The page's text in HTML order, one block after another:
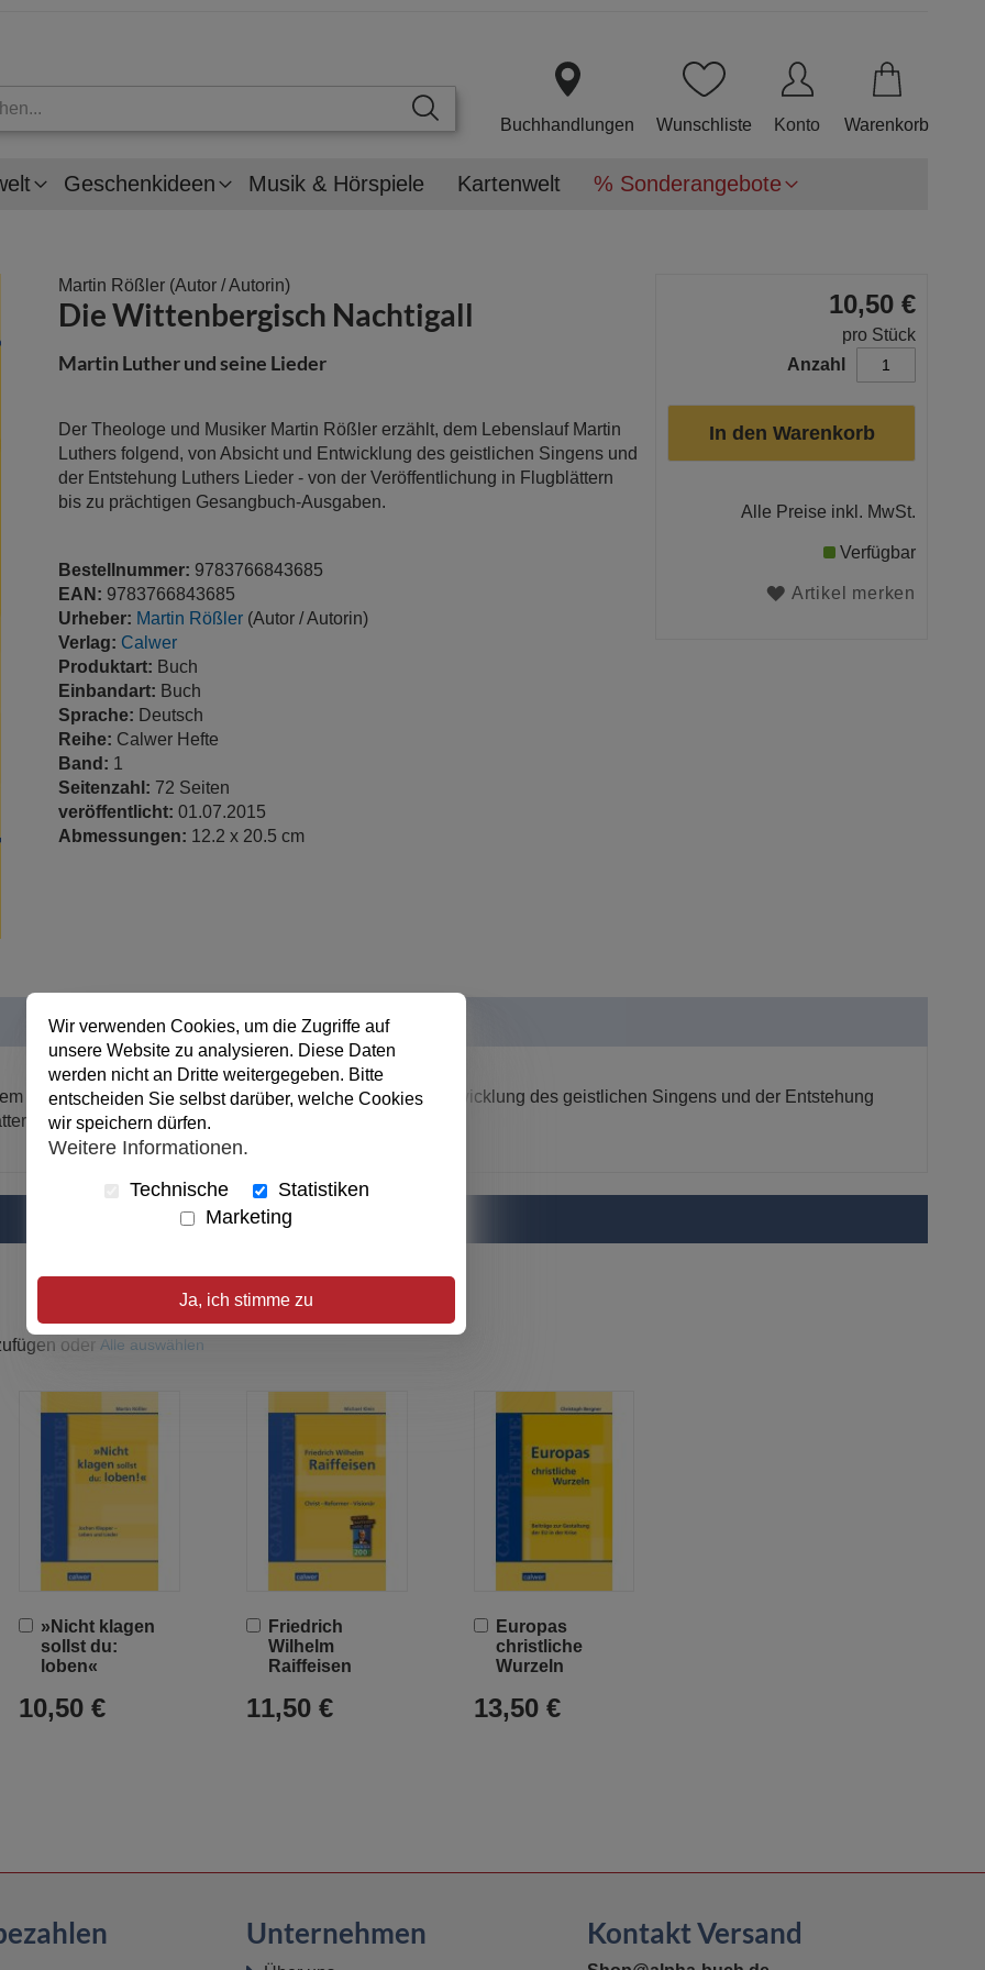
Buchhandlungen Wunschliste Konto Warenkorb
Geschenkideen Musik & Hörspiele Kartenwelt % Sonderangebote
Martin Rößler (Autor / Autorin)
Die Wittenbergisch Nachtigall
Martin Luther und seine Lieder
Der Theologe und Musiker Martin Rößler erzählt, dem Lebenslauf Martin
Luthers folgend, von Absicht und Entwicklung des geistlichen Singens und
der Entstehung Luthers Lieder - von der Veröffentlichung in Flugblättern
bis zu prächtigen Gesangbuch-Ausgaben.
Bestellnummer: 9783766843685
EAN: 9783766843685
Urheber: Martin Rößler (Autor / Autorin)
Verlag: Calwer
Produktart: Buch
Einbandart: Buch
Sprache: Deutsch
Reihe: Calwer Hefte
Band: 1
Seitenzahl: 72 Seiten
veröffentlicht: 01.07.2015
Abmessungen: 12.2 x 20.5 cm
10,50 €
pro Stück
Anzahl
In den Warenkorb
Alle Preise inkl. MwSt.
Verfügbar
Artikel merken
Lebenslauf Martin Luthers folgend, von Absicht und Entwicklung des geistlichen Singens und der Entstehung
bis zu prächtigen Gesangbuch-Ausgaben.
oder Alle auswählen
»Nicht klagen
sollst du:
loben«
10,50 €
In
den
Warenkorb
Friedrich
Wilhelm
Raiffeisen
11,50 €
In
den
Warenkorb
Europas
christliche
Wurzeln
13,50 €
In
den
Warenkorb
Wir verwenden Cookies, um die Zugriffe auf
unsere Website zu analysieren. Diese Daten
werden nicht an Dritte weitergegeben. Bitte
entscheiden Sie selbst darüber, welche Cookies
wir speichern dürfen.
Weitere Informationen.
Technische
Statistiken
Marketing
Ja, ich stimme zu
Unternehmen Kontakt Versand